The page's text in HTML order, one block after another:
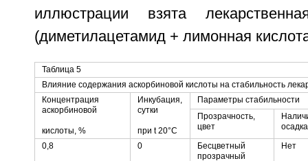
иллюстрации взята
(диметилацетамид + лимонная
Таблица 5
Влияние содержания аскорбиновой кислоты на стабильность
Концентрация
аскорбиновой
кислоты, %
Инкубация,
сутки
при t 20°C
Параметры стабильности
Прозрачность,
цвет
осадка
0,8
0
Бесцветный
прозрачный
Нет